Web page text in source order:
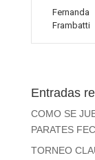
Fernanda
Frambatti
Entradas
COMO SE
PARATES
TORNEO